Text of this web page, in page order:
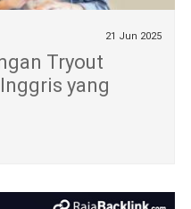
21 Jun 2025
Tryout
yang